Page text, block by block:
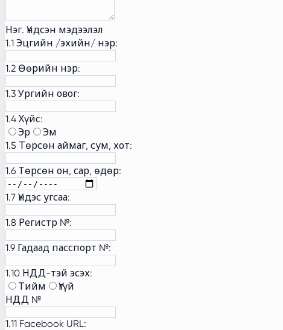
Нэг. Үндсэн мэдээлэл
1.1 Эцгийн /эхийн/ нэр:
1.2 Өөрийн нэр:
1.3 Ургийн овог:
1.4 Хүйс:
Эр
Эм
1.5 Төрсөн аймаг, сум, хот:
1.6 Төрсөн он, сар, өдөр:
1.7 Үндэс угсаа:
1.8 Регистр №:
1.9 Гадаад пасспорт №:
1.10 НДД-тэй эсэх:
Тийм
Үгүй
НДД №
1.11 Facebook URL: